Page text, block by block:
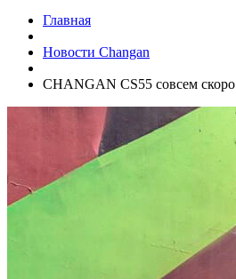
Главная
Новости Changan
CHANGAN CS55 совсем